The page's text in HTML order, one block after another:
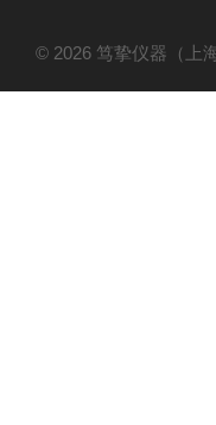
© 2026 笃挚仪器（上